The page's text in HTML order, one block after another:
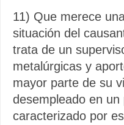
11) Que merece
situación del
trata de un
metalúrgicas y
mayor parte de su
desempleado en
caracterizado por